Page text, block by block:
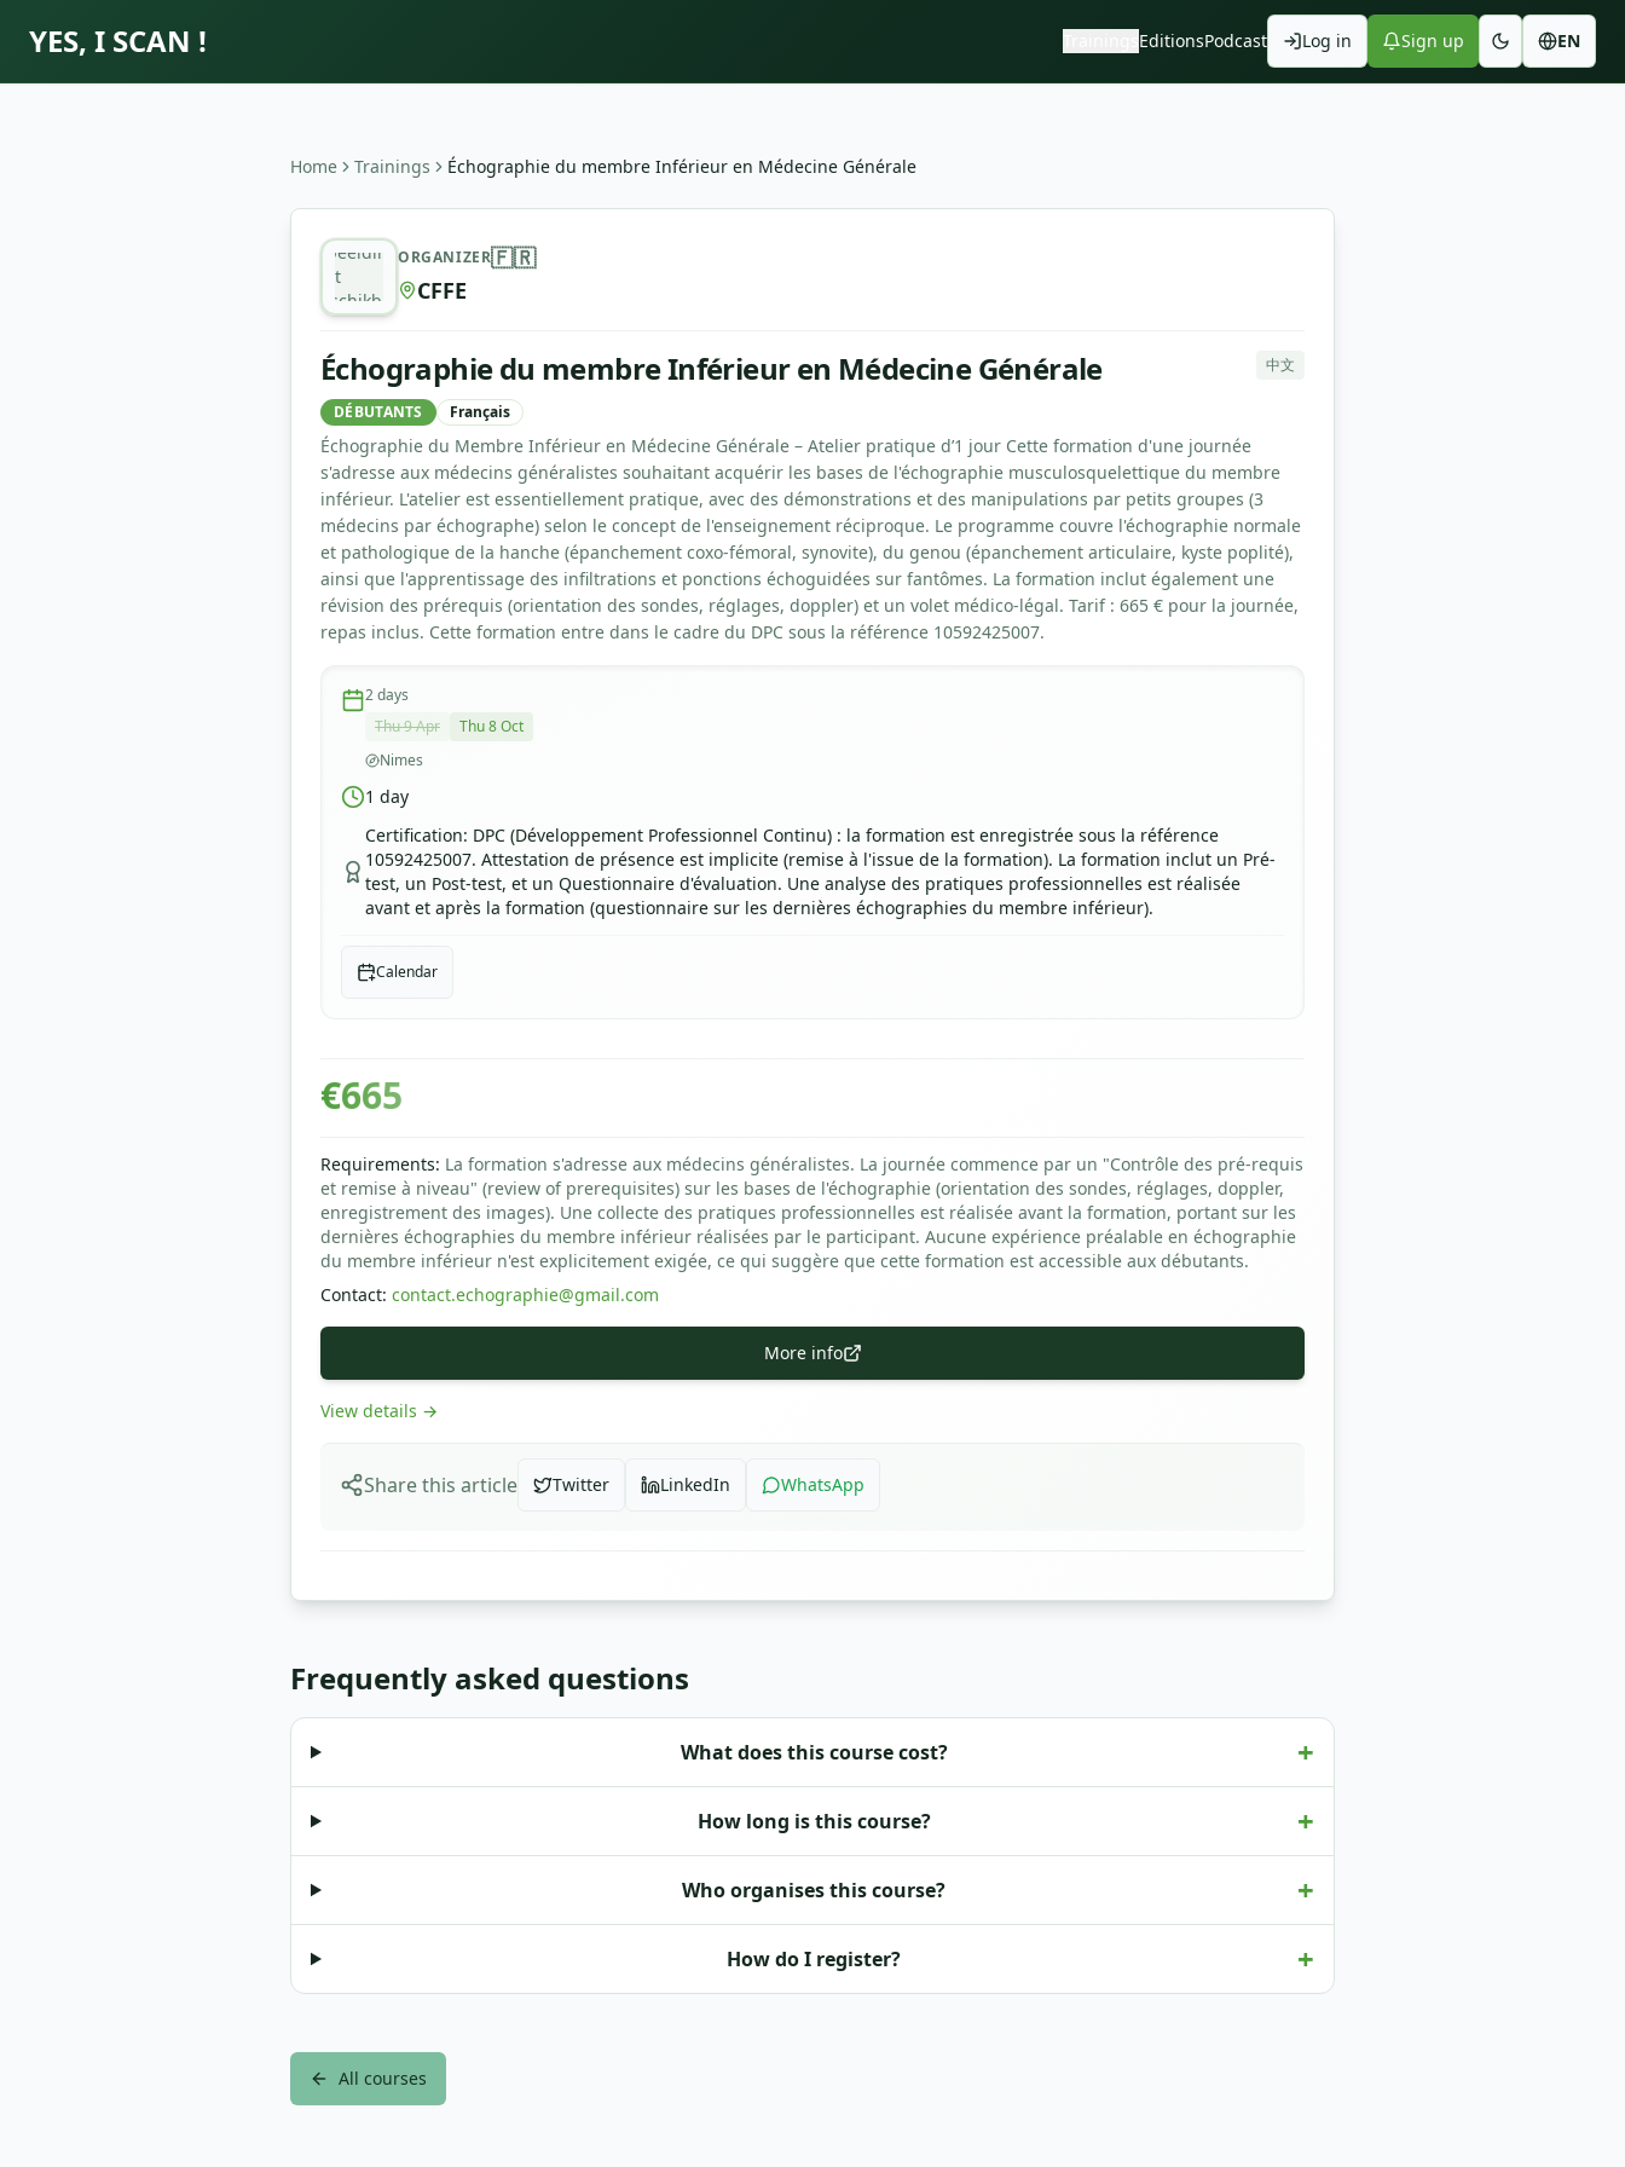
YES, I SCAN ! EditionsPodcast Log in Sign up EN
Home Trainings Échographie du membre Inférieur en Médecine Générale
Échographie du membre Inférieur en Médecine Générale
Afbeelding
niet
beschikbaar
ORGANIZER🇫🇷
CFFE
Échographie du membre Inférieur en Médecine Générale 中文
DÉBUTANTS Français
Échographie du Membre Inférieur en Médecine Générale – Atelier pratique d’1 jour Cette formation d'une journée
s'adresse aux médecins généralistes souhaitant acquérir les bases de l'échographie musculosquelettique du membre
inférieur. L'atelier est essentiellement pratique, avec des démonstrations et des manipulations par petits groupes (3
médecins par échographe) selon le concept de l'enseignement réciproque. Le programme couvre l'échographie normale
et pathologique de la hanche (épanchement coxo-fémoral, synovite), du genou (épanchement articulaire, kyste poplité),
ainsi que l'apprentissage des infiltrations et ponctions échoguidées sur fantômes. La formation inclut également une
révision des prérequis (orientation des sondes, réglages, doppler) et un volet médico-légal. Tarif : 665 € pour la journée,
repas inclus. Cette formation entre dans le cadre du DPC sous la référence 10592425007.
2days
Thu 9 Apr
Thu 8 Oct
Nimes
1 day
Certification: DPC (Développement Professionnel Continu) : la formation est enregistrée sous la référence
10592425007. Attestation de présence est implicite (remise à l'issue de la formation). La formation inclut un Pré-
test, un Post-test, et un Questionnaire d'évaluation. Une analyse des pratiques professionnelles est réalisée
avant et après la formation (questionnaire sur les dernières échographies du membre inférieur).
Calendar
€665
Requirements: La formation s'adresse aux médecins généralistes. La journée commence par un "Contrôle des pré-requis
et remise à niveau" (review of prerequisites) sur les bases de l'échographie (orientation des sondes, réglages, doppler,
enregistrement des images). Une collecte des pratiques professionnelles est réalisée avant la formation, portant sur les
dernières échographies du membre inférieur réalisées par le participant. Aucune expérience préalable en échographie
du membre inférieur n'est explicitement exigée, ce qui suggère que cette formation est accessible aux débutants.
Contact: contact.echographie@gmail.com
More info
View details →
Share this article Twitter LinkedIn WhatsApp
Frequently asked questions
What does this course cost? +
How long is this course? +
Who organises this course? +
How do I register? +
All courses